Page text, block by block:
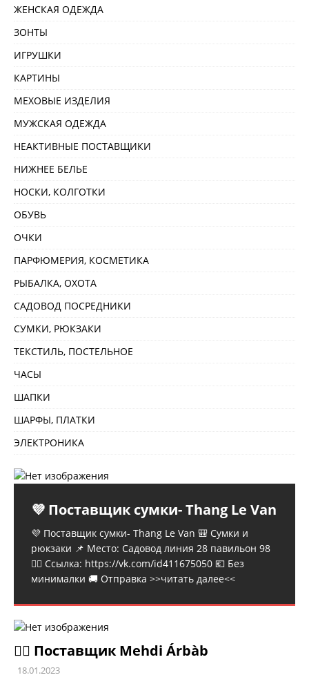
ЖЕНСКАЯ ОДЕЖДА
ЗОНТЫ
ИГРУШКИ
КАРТИНЫ
МЕХОВЫЕ ИЗДЕЛИЯ
МУЖСКАЯ ОДЕЖДА
НЕАКТИВНЫЕ ПОСТАВЩИКИ
НИЖНЕЕ БЕЛЬЕ
НОСКИ, КОЛГОТКИ
ОБУВЬ
ОЧКИ
ПАРФЮМЕРИЯ, КОСМЕТИКА
РЫБАЛКА, ОХОТА
САДОВОД ПОСРЕДНИКИ
СУМКИ, РЮКЗАКИ
ТЕКСТИЛЬ, ПОСТЕЛЬНОЕ
ЧАСЫ
ШАПКИ
ШАРФЫ, ПЛАТКИ
ЭЛЕКТРОНИКА
💜 Поставщик сумки- Thang Le Van
💜 Поставщик сумки- Thang Le Van 🎒 Сумки и
рюкзаки 📌 Место: Садовод линия 28 павильон 98
👉🏻 Ссылка: https://vk.com/id411675050 💶 Без
минималки 🚚 Отправка >>читать далее<<
💁‍♂ Поставщик Mehdi Árbàb
18.01.2023